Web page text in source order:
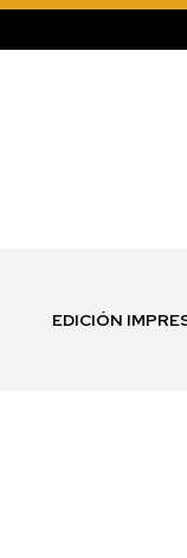
EDICIÓN